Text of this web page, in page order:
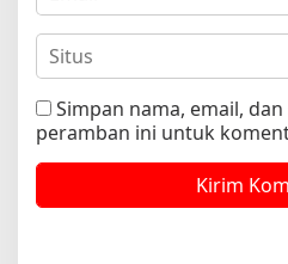
Simpan nama, email,
peramban ini untuk